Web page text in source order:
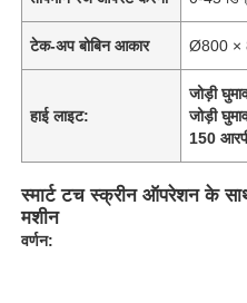
टेक-अप बोबिन आकार Ø800 ×
हाई लाइट:
जोड़ी
जोड़ी
150
स्मार्ट टच स्क्रीन ऑपरेशन के साथ
मशीन
वर्णन: